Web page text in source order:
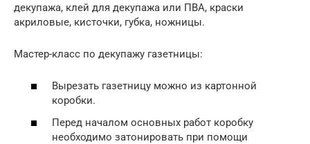
декупажа, клей для декупажа или ПВА, краски
акриловые, кисточки, губка, ножницы.
Мастер-класс по декупажу газетницы:
Вырезать газетницу можно из картонной
коробки.
Перед началом основных работ коробку
необходимо затонировать при помощи